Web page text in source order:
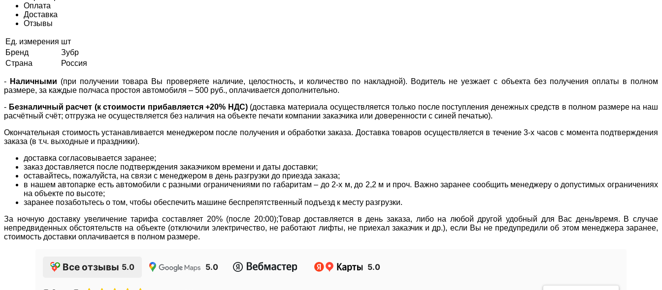
Оплата
Доставка
Отзывы
Ед. измерения шт
Бренд
Зубр
Страна
Россия
- Наличными (при получении товара Вы проверяете наличие, целостность, и количество по накладной). Водитель не уезжает с объекта без получения оплаты в полном
размере, за каждые полчаса простоя автомобиля – 500 руб., оплачивается дополнительно.
- Безналичный расчет (к стоимости прибавляется +20% НДС) (доставка материала осуществляется только после поступления денежных средств в полном размере на наш
расчётный счёт; отгрузка не осуществляется без наличия на объекте печати компании заказчика или доверенности с синей печатью).
Окончательная стоимость устанавливается менеджером после получения и обработки заказа. Доставка товаров осуществляется в течение 3-х часов с момента подтверждения
заказа (в т.ч. выходные и праздники).
доставка согласовывается заранее;
заказ доставляется после подтверждения заказчиком времени и даты доставки;
оставайтесь, пожалуйста, на связи с менеджером в день разгрузки до приезда заказа;
в нашем автопарке есть автомобили с разными ограничениями по габаритам – до 2-х м, до 2,2 м и проч. Важно заранее сообщить менеджеру о допустимых ограничениях
на объекте по высоте;
заранее позаботьтесь о том, чтобы обеспечить машине беспрепятственный подъезд к месту разгрузки.
За ночную доставку увеличение тарифа составляет 20% (после 20:00);Товар доставляется в день заказа, либо на любой другой удобный для Вас день/время. В случае
непредвиденных обстоятельств на объекте (отключили электричество, не работают лифты, не приехал заказчик и др.), если Вы не предупредили об этом менеджера заранее,
стоимость доставки оплачивается в полном размере.
Все отзывы 5.0 5.0 5.0